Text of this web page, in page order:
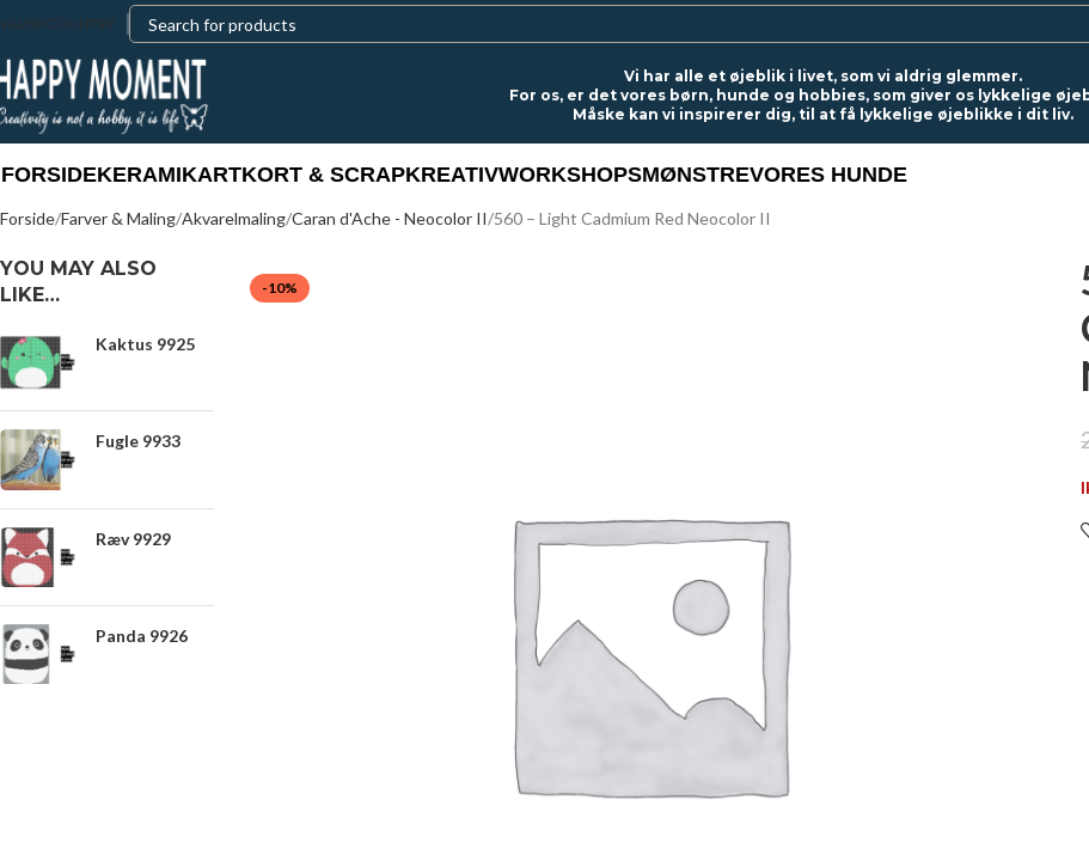
COUNTRY
Vi har alle et øjeblik i livet, som vi aldrig glemmer.
For os, er det vores børn, hunde og hobbies, som giver os lykkelige
Måske kan vi inspirerer dig, til at få lykkelige øjeblikke i dit liv.
FORSIDEKERAMIKARTKORT & SCRAPKREATIVWORKSHOPSMØNSTREVORES HUNDE
Forside Farver & Maling Akvarelmaling Caran d'Ache - Neocolor II 560 – Light Cadmium Red Neocolor II
YOU MAY ALSO
LIKE…
Kaktus 9925
Fugle 9933
Ræv 9929
Panda 9926
-10%